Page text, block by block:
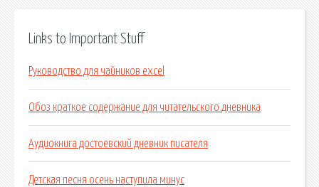
Links to Important Stuff
Руководство для чайников excel
Обоз краткое содержание для читательского дневника
Аудиокнига достоевский дневник писателя
Детская песня осень наступила минус